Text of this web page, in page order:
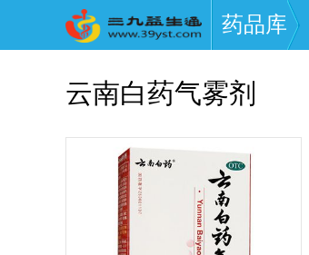
药品库
云南白药气雾剂